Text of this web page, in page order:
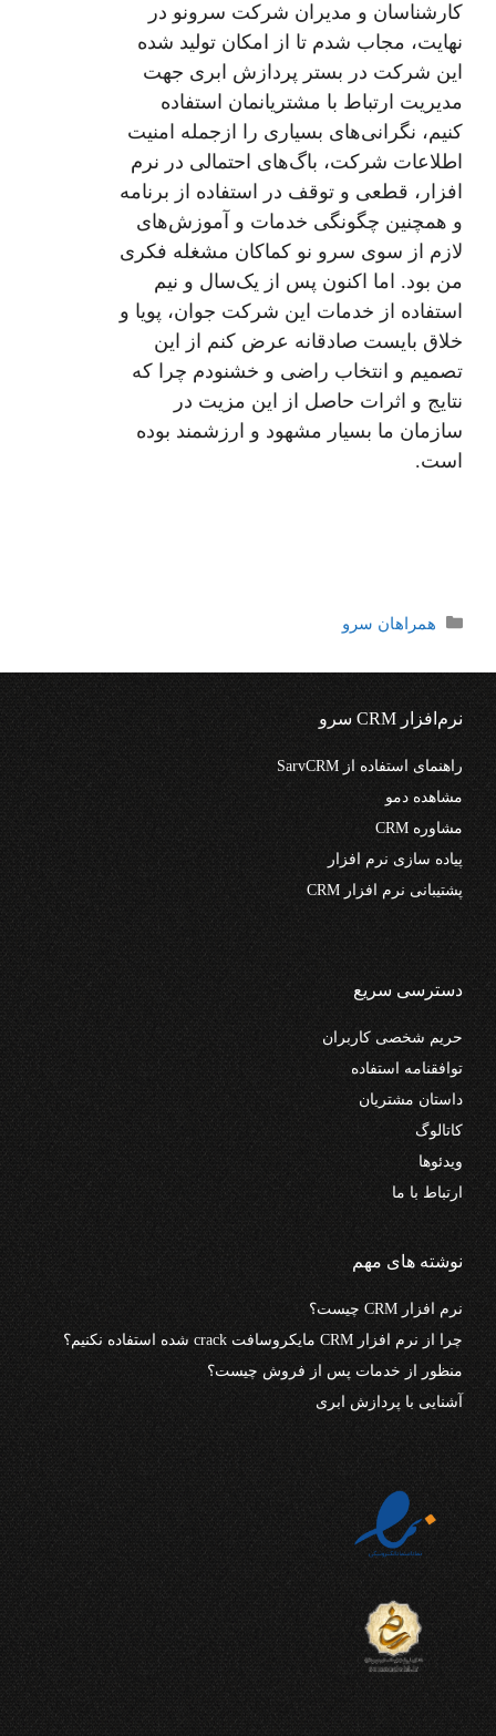
کارشناسان و مدیران شرکت سرونو در
نهایت، مجاب شدم تا از امکان تولید شده
این شرکت در بستر پردازش ابری جهت
مدیریت ارتباط با مشتریانمان استفاده
کنیم، نگرانی‌های بسیاری را ازجمله امنیت
اطلاعات شرکت، باگ‌های احتمالی در نرم
افزار، قطعی و توقف در استفاده از برنامه
و همچنین چگونگی خدمات و آموزش‌های
لازم از سوی سرو نو کماکان مشغله فکری
من بود. اما اکنون پس از یک‌سال و نیم
استفاده از خدمات این شرکت جوان، پویا و
خلاق بایست صادقانه عرض کنم از این
تصمیم و انتخاب راضی و خشنودم چرا که
نتایج و اثرات حاصل از این مزیت در
سازمان ما بسیار مشهود و ارزشمند بوده
است.
دسته‌ها
همراهان سرو
نرم‌افزار CRM سرو
راهنمای استفاده از SarvCRM
مشاهده دمو
مشاوره CRM
پیاده سازی نرم افزار
پشتیبانی نرم افزار CRM
دسترسی سریع
حریم شخصی کاربران
توافقنامه استفاده
داستان مشتریان
کاتالوگ
ویدئوها
ارتباط با ما
نوشته های مهم
نرم افزار CRM چیست؟
چرا از نرم افزار CRM مایکروسافت crack شده استفاده نکنیم؟
منظور از خدمات پس از فروش چیست؟
آشنایی با پردازش ابری